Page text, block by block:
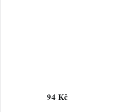
94 Kč